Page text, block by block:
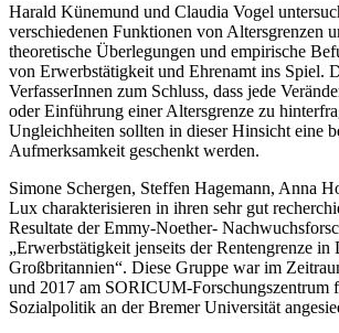
Harald Künemund und Claudia Vogel
verschiedenen Funktionen von Altersgrenzen
theoretische Überlegungen und empirische
von Erwerbstätigkeit und Ehrenamt ins Spiel.
VerfasserInnen zum Schluss, dass jede
oder Einführung einer Altersgrenze zu
Ungleichheiten sollten in dieser Hinsicht eine
Aufmerksamkeit geschenkt werden.
Simone Schergen, Steffen Hagemann, Anna
Lux charakterisieren in ihren sehr gut
Resultate der Emmy-Noether-
„Erwerbstätigkeit jenseits der Rentengrenze in
Großbritannien“. Diese Gruppe war im
und 2017 am SORICUM-Forschungszentrum
Sozialpolitik an der Bremer Universität